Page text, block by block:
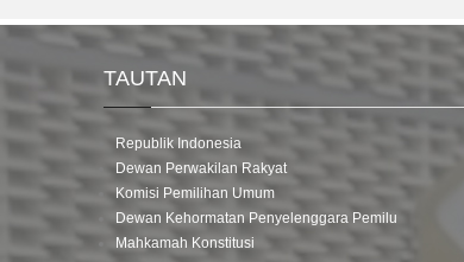
TAUTAN
Republik Indonesia
Dewan Perwakilan Rakyat
Komisi Pemilihan Umum
Dewan Kehormatan Penyelenggara Pemilu
Mahkamah Konstitusi